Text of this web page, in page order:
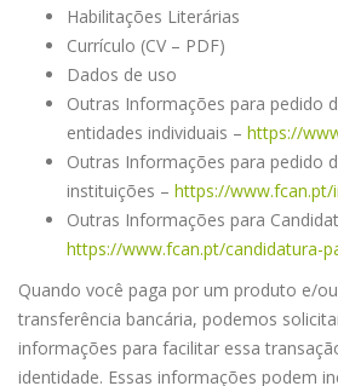
Habilitações Literárias
Currículo (CV – PDF)
Dados de uso
Outras Informações para pedido
entidades individuais – https://
Outras Informações para pedido
instituições – https://
Outras Informações para
https://www.fcan.pt/candidatura-
Quando você paga por um produto e/
transferência bancária, podemos
informações para facilitar essa
identidade. Essas informações podem